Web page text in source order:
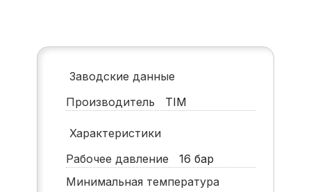
Заводские данные
Производитель
TIM
Характеристики
Рабочее давление
16 бар
Минимальная температура